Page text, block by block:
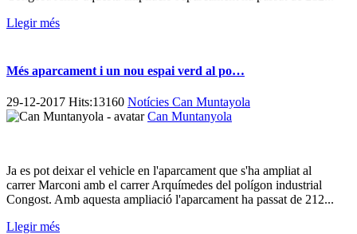
Llegir més
Més aparcament i un nou espai verd al po…
29-12-2017 Hits:13160 Notícies Can Muntayola
Can Muntanyola
Ja es pot deixar el vehicle en l'aparcament que s'ha ampliat al
carrer Marconi amb el carrer Arquímedes del polígon industrial
Congost. Amb aquesta ampliació l'aparcament ha passat de 212...
Llegir més